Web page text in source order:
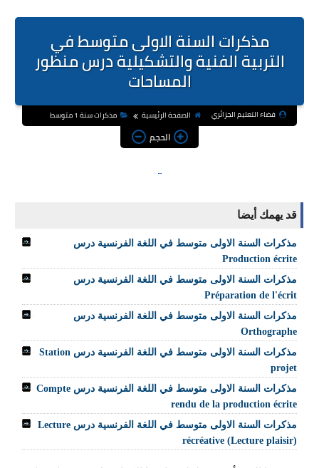
مذكرات السنة الاولى متوسط في
التربية الفنية والتشكيلية درس منظور
المساحات
فضاء التعليم الجزائري الصفحة الرئيسية مذكرات سنة 1 متوسط
الحجم
قد يهمك أيضا
مذكرات السنة الاولى متوسط في اللغة الفرنسية درس
Production écrite
مذكرات السنة الاولى متوسط في اللغة الفرنسية درس
Préparation de l'écrit
مذكرات السنة الاولى متوسط في اللغة الفرنسية درس
Orthographe
مذكرات السنة الاولى متوسط في اللغة الفرنسية درس Station
projet
مذكرات السنة الاولى متوسط في اللغة الفرنسية درس Compte
rendu de la production écrite
مذكرات السنة الاولى متوسط في اللغة الفرنسية درس Lecture
récréative (Lecture plaisir)